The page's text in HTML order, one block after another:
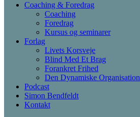
Coaching & Foredrag
Coaching
Foredrag
Kursus og seminarer
Forlag
Livets Korsveje
Blind Med Et Brag
Forankret Frihed
Den Dynamiske Organisation
Podcast
Simon Bendfeldt
Kontakt